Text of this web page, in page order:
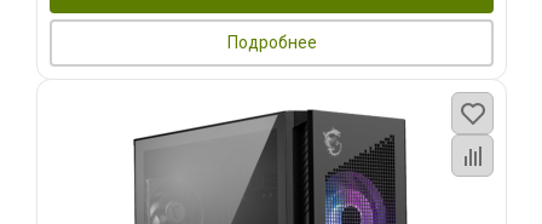
Подробнее